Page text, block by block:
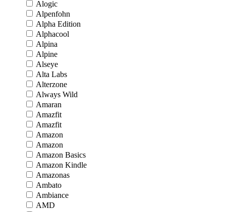
Alogic
Alpenfohn
Alpha Edition
Alphacool
Alpina
Alpine
Alseye
Alta Labs
Alterzone
Always Wild
Amaran
Amazfit
Amazfit
Amazon
Amazon
Amazon Basics
Amazon Kindle
Amazonas
Ambato
Ambiance
AMD